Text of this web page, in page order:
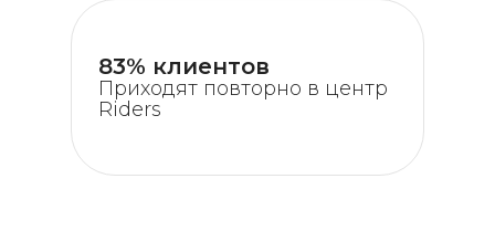
83% клиентов
Приходят повторно в центр
Riders